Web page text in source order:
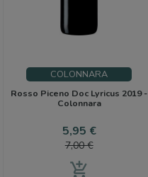
COLONNARA
Rosso Piceno Doc Lyricus 2019 -
Colonnara
Precio
5,95 €Precio
7,00 €
add_shopping_cart